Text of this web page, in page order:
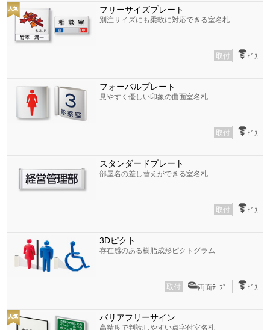
フリーサイズプレート
別注サイズにも柔軟に対応できる室名札
取付 ﾋﾞｽ
フォーバルプレート
見やすく優しい印象の曲面室名札
取付 ﾋﾞｽ
スタンダードプレート
部屋名の差し替えができる室名札
取付 ﾋﾞｽ
3Dピクト
存在感のある樹脂成形ピクトグラム
取付 両面ﾃｰﾌﾟ ﾋﾞｽ
バリアフリーサイン
高精度で判読しやすい点字付室名札